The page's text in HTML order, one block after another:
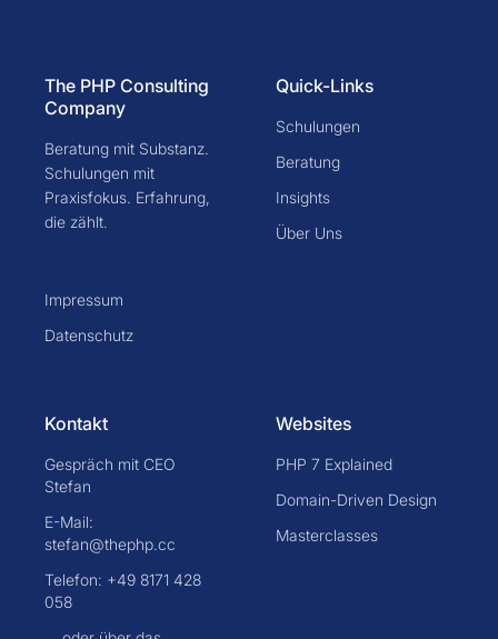
The PHP Consulting
Company
Beratung mit Substanz.
Schulungen mit
Praxisfokus. Erfahrung,
die zählt.
Impressum
Datenschutz
Quick-Links
Schulungen
Beratung
Insights
Über Uns
Kontakt
Gespräch mit CEO
Stefan
E-Mail:
stefan@thephp.cc
Telefon: +49 8171 428
058
Websites
PHP 7 Explained
Domain-Driven Design
Masterclasses